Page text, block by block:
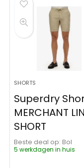
SHORTS
Superdry
MERCHANT
SHORT
Beste deal op:
Bol
5 werkdagen in huis